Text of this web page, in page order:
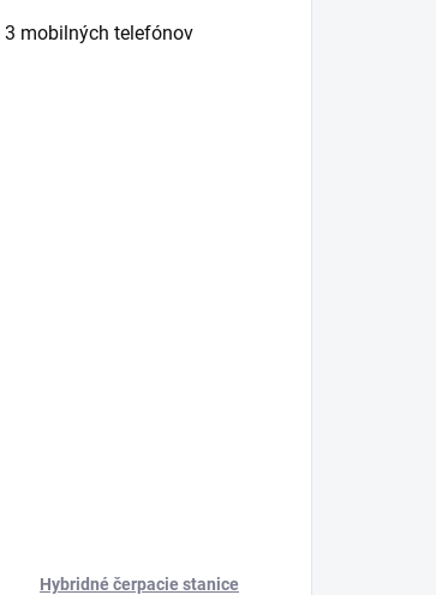
3 mobilných telefónov
Hybridné čerpacie stanice